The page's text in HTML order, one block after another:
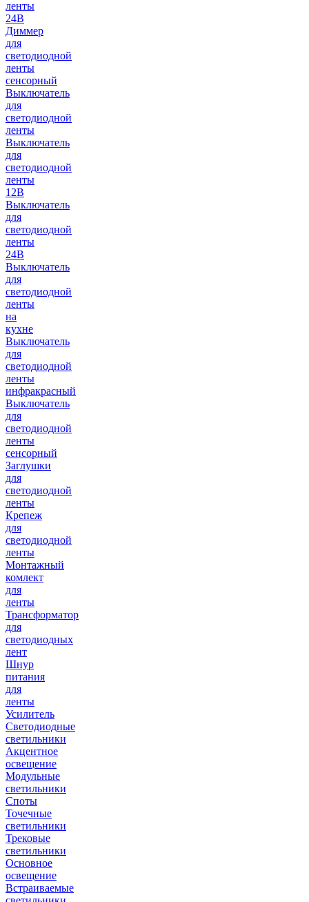
ленты
24В
Диммер
для
светодиодной
ленты
сенсорный
Выключатель
для
светодиодной
ленты
Выключатель
для
светодиодной
ленты
12В
Выключатель
для
светодиодной
ленты
24В
Выключатель
для
светодиодной
ленты
на
кухне
Выключатель
для
светодиодной
ленты
инфракрасный
Выключатель
для
светодиодной
ленты
сенсорный
Заглушки
для
светодиодной
ленты
Крепеж
для
светодиодной
ленты
Монтажный
комлект
для
ленты
Трансформатор
для
светодиодных
лент
Шнур
питания
для
ленты
Усилитель
Светодиодные
светильники
Акцентное
освещение
Модульные
светильники
Споты
Точечные
светильники
Трековые
светильники
Основное
освещение
Встраиваемые